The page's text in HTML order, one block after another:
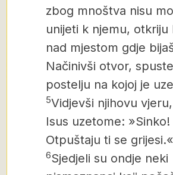
zbog mnoštva nisu
unijeti k njemu, otkriju
nad mjestom gdje
Načinivši otvor, spuste
postelju na kojoj je
5Vidjevši njihovu
Isus uzetome: »Sinko!
Otpuštaju ti se grijesi.«
6Sjedjeli su ondje neki